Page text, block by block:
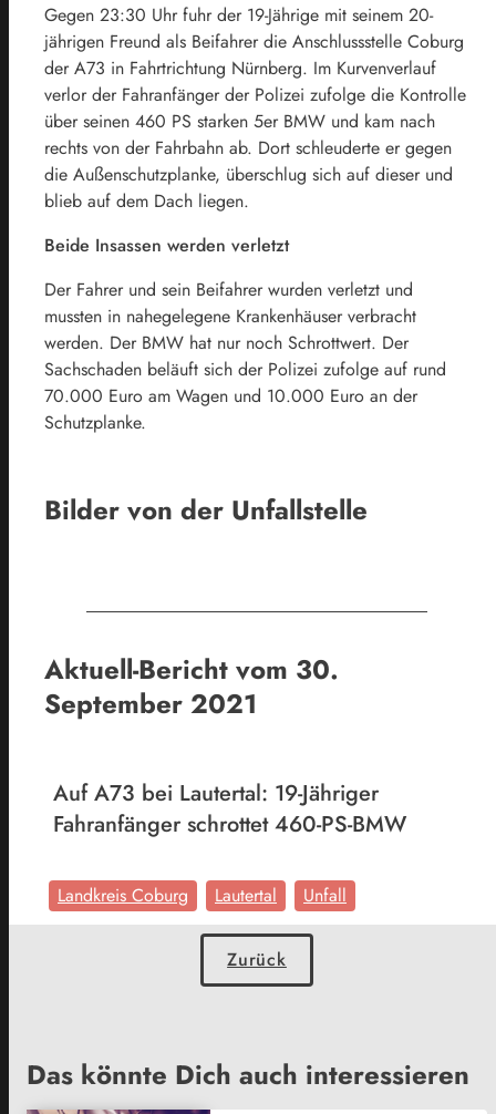
Gegen 23:30 Uhr fuhr der 19-Jährige mit seinem 20-
jährigen Freund als Beifahrer die Anschlussstelle Coburg
der A73 in Fahrtrichtung Nürnberg. Im Kurvenverlauf
verlor der Fahranfänger der Polizei zufolge die Kontrolle
über seinen 460 PS starken 5er BMW und kam nach
rechts von der Fahrbahn ab. Dort schleuderte er gegen
die Außenschutzplanke, überschlug sich auf dieser und
blieb auf dem Dach liegen.
Beide Insassen werden verletzt
Der Fahrer und sein Beifahrer wurden verletzt und
mussten in nahegelegene Krankenhäuser verbracht
werden. Der BMW hat nur noch Schrottwert. Der
Sachschaden beläuft sich der Polizei zufolge auf rund
70.000 Euro am Wagen und 10.000 Euro an der
Schutzplanke.
Bilder von der Unfallstelle
News5 / Ittig
Aktuell-Bericht vom 30.
September 2021
Auf A73 bei Lautertal: 19-Jähriger
Fahranfänger schrottet 460-PS-BMW
Landkreis Coburg Lautertal Unfall
Zurück
Das könnte Dich auch interessieren